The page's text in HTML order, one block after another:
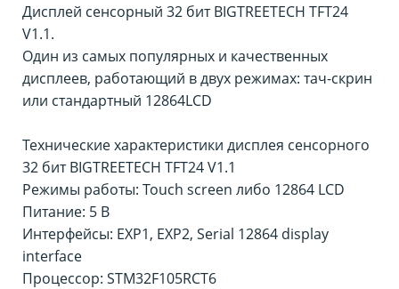
Дисплей сенсорный 32 бит BIGTREETECH TFT24
V1.1.
Один из самых популярных и качественных
дисплеев, работающий в двух режимах: тач-скрин
или стандартный 12864LCD
Технические характеристики дисплея сенсорного
32 бит BIGTREETECH TFT24 V1.1
Режимы работы: Touch screen либо 12864 LCD
Питание: 5 В
Интерфейсы: EXP1, EXP2, Serial 12864 display
interface
Процессор: STM32F105RCT6